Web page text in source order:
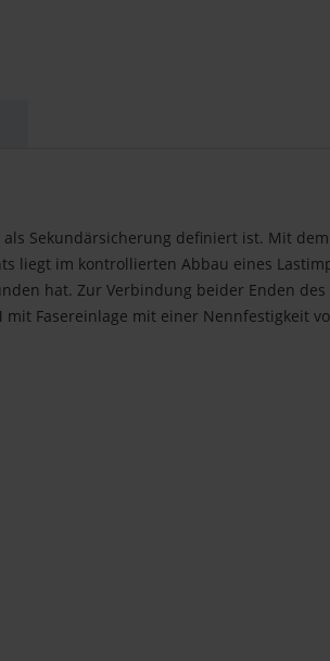
als Sekundärsicherung definiert ist. Mit dem
liegt im kontrollierten Abbau eines
hat. Zur Verbindung beider Enden des
Fasereinlage mit einer Nennfestigkeit